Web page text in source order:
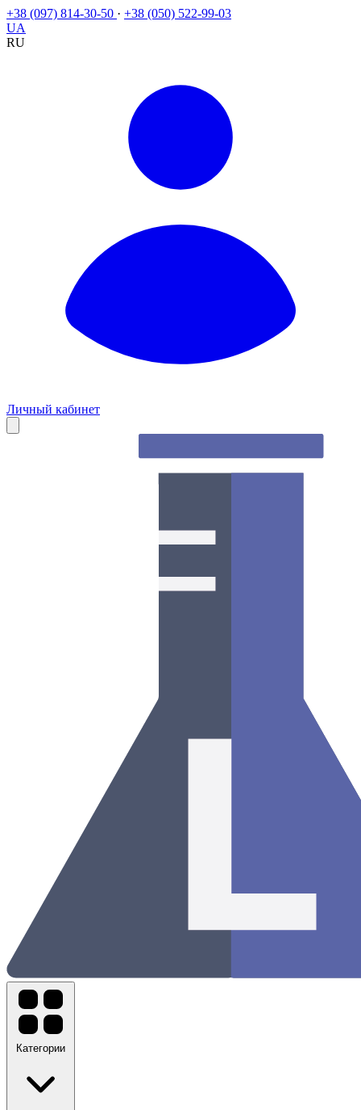
+38 (097) 814-30-50 · +38 (050) 522-99-03
UA
RU
Личный кабинет
Категории